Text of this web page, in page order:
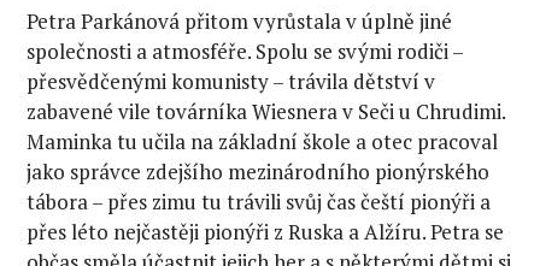
Petra Parkánová přitom vyrůstala v úplně jiné
společnosti a atmosféře. Spolu se svými rodiči –
přesvědčenými komunisty – trávila dětství v
zabavené vile továrníka Wiesnera v Seči u Chrudimi.
Maminka tu učila na základní škole a otec pracoval
jako správce zdejšího mezinárodního pionýrského
tábora – přes zimu tu trávili svůj čas čeští pionýři a
přes léto nejčastěji pionýři z Ruska a Alžíru. Petra se